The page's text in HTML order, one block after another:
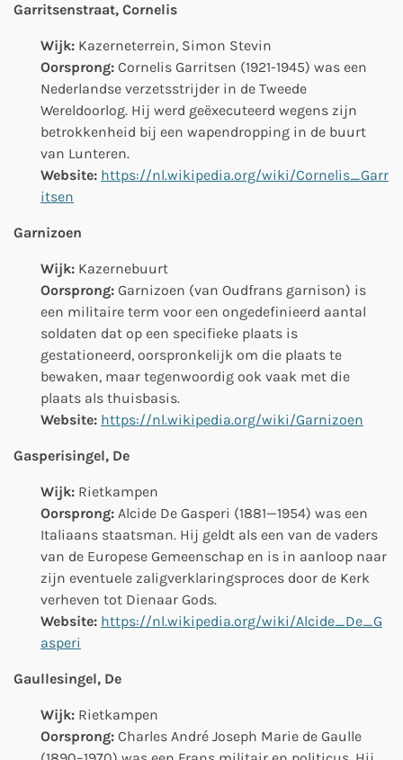
Garritsenstraat, Cornelis
Wijk: Kazerneterrein, Simon Stevin
Oorsprong: Cornelis Garritsen (1921-1945) was een
Nederlandse verzetsstrijder in de Tweede
Wereldoorlog. Hij werd geëxecuteerd wegens zijn
betrokkenheid bij een wapendropping in de buurt
van Lunteren.
Website: https://nl.wikipedia.org/wiki/Cornelis_Garr
itsen
Garnizoen
Wijk: Kazernebuurt
Oorsprong: Garnizoen (van Oudfrans garnison) is
een militaire term voor een ongedefinieerd aantal
soldaten dat op een specifieke plaats is
gestationeerd, oorspronkelijk om die plaats te
bewaken, maar tegenwoordig ook vaak met die
plaats als thuisbasis.
Website: https://nl.wikipedia.org/wiki/Garnizoen
Gasperisingel, De
Wijk: Rietkampen
Oorsprong: Alcide De Gasperi (1881—1954) was een
Italiaans staatsman. Hij geldt als een van de vaders
van de Europese Gemeenschap en is in aanloop naar
zijn eventuele zaligverklaringsproces door de Kerk
verheven tot Dienaar Gods.
Website: https://nl.wikipedia.org/wiki/Alcide_De_G
asperi
Gaullesingel, De
Wijk: Rietkampen
Oorsprong: Charles André Joseph Marie de Gaulle